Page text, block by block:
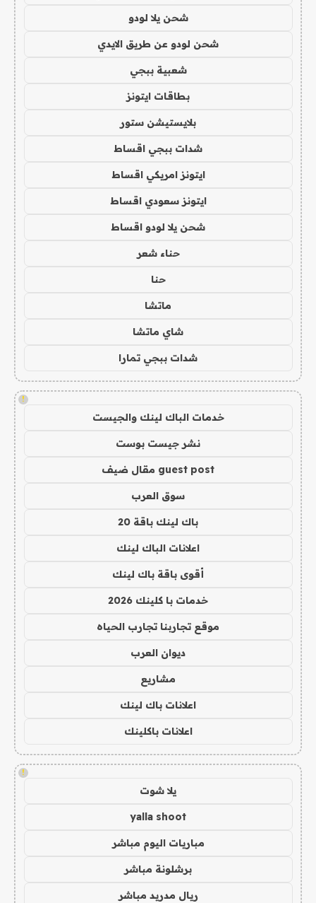
شحن يلا لودو
شحن لودو عن طريق الايدي
شعبية ببجي
بطاقات ايتونز
بلايستيشن ستور
شدات ببجي اقساط
ايتونز امريكي اقساط
ايتونز سعودي اقساط
شحن يلا لودو اقساط
حناء شعر
حنا
ماتشا
شاي ماتشا
شدات ببجي تمارا
!
خدمات الباك لينك والجيست
نشر جيست بوست
guest post مقال ضيف
سوق العرب
باك لينك باقة 20
اعلانات الباك لينك
أقوى باقة باك لينك
خدمات با كلينك 2026
موقع تجاربنا تجارب الحياه
ديوان العرب
مشاريع
اعلانات باك لينك
اعلانات باكلينك
!
يلا شوت
yalla shoot
مباريات اليوم مباشر
برشلونة مباشر
ريال مدريد مباشر